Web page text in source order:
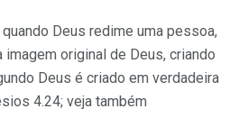
Deus redime uma pessoa,
imagem original de Deus, criando
Deus é criado em verdadeira
4.24; veja também